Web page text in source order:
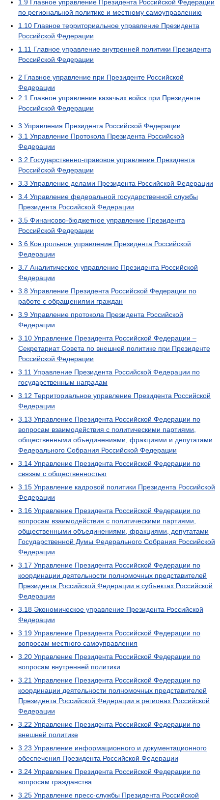
1.9
Главное управление Президента Российской Федерации
по региональной политике и местному самоуправлению
1.10 Главное территориальное управление Президента
Российской Федерации
1.11 Главное управление внутренней политики Президента
Российской Федерации
2 Главное управление при Президенте Российской
Федерации
2.1 Главное управление казачьих войск при Президенте
Российской Федерации
3 Управления Президента Российской Федерации
3.1 Управление Протокола Президента Российской
Федерации
3.2 Государственно-правовое управление Президента
Российской Федерации
3.3 Управление делами Президента Российской Федерации
3.4 Управление федеральной государственной службы
Президента Российской Федерации
3.5 Финансово-бюджетное управление Президента
Российской Федерации
3.6 Контрольное управление Президента Российской
Федерации
3.7 Аналитическое управление Президента Российской
Федерации
3.8 Управление Президента Российской Федерации по
работе с обращениями граждан
3.9 Управление протокола Президента Российской
Федерации
3.10 Управление Президента Российской Федерации –
Секретариат Совета по внешней политике при Президенте
Российской Федерации
3.11 Управление Президента Российской Федерации по
государственным наградам
3.12 Территориальное управление Президента Российской
Федерации
3.13 Управление Президента Российской Федерации по
вопросам взаимодействия с политическими партиями,
общественными объединениями, фракциями и депутатами
Федерального Собрания Российской Федерации
3.14 Управление Президента Российской Федерации по
связям с общественностью
3.15 Управление кадровой политики Президента Российской
Федерации
3.16 Управление Президента Российской Федерации по
вопросам взаимодействия с политическими партиями,
общественными объединениями, фракциями, депутатами
Государственной Думы Федерального Собрания Российской
Федерации
3.17 Управление Президента Российской Федерации по
координации деятельности полномочных представителей
Президента Российской Федерации в субъектах Российской
Федерации
3.18 Экономическое управление Президента Российской
Федерации
3.19 Управление Президента Российской Федерации по
вопросам местного самоуправления
3.20 Управление Президента Российской Федерации по
вопросам внутренней политики
3.21 Управление Президента Российской Федерации по
координации деятельности полномочных представителей
Президента Российской Федерации в регионах Российской
Федерации
3.22 Управление Президента Российской Федерации по
внешней политике
3.23 Управление информационного и документационного
обеспечения Президента Российской Федерации
3.24 Управление Президента Российской Федерации по
вопросам гражданства
3.25 Управление пресс-службы Президента Российской